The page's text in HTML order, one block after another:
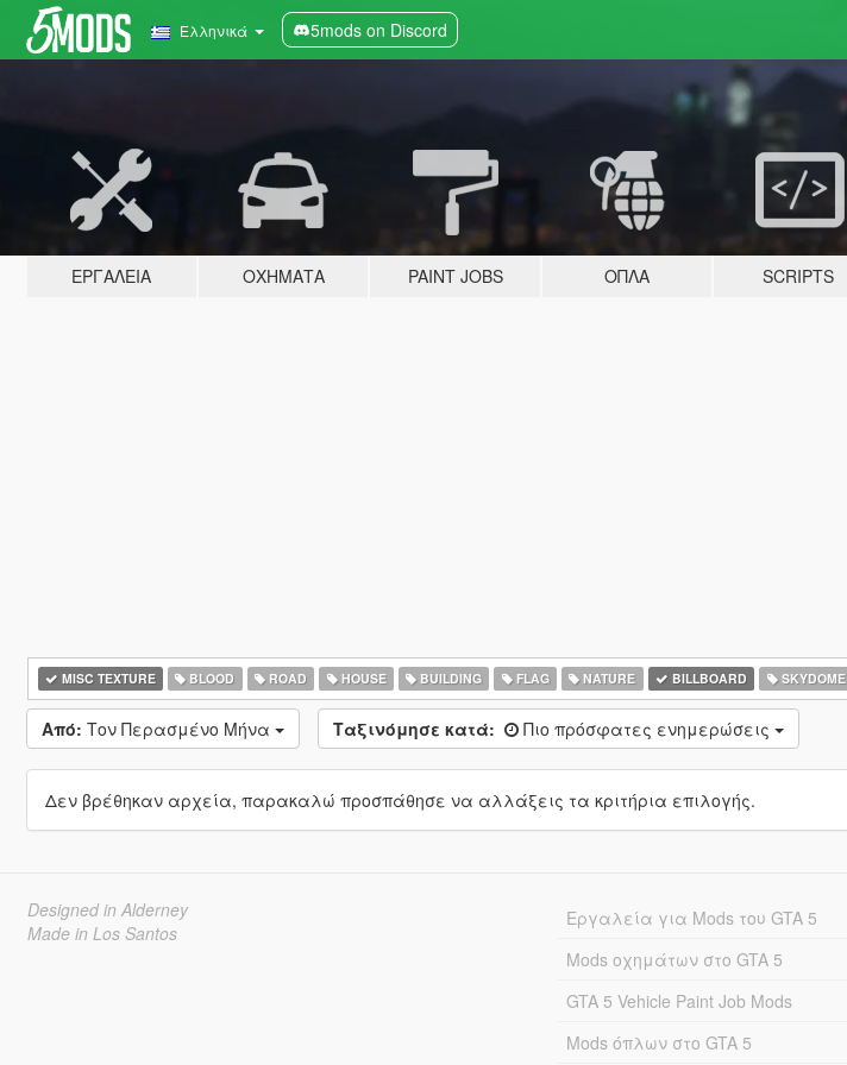
Ελληνικά 5mods on Discord
ΕΡΓΑΛΕΊΑ ΟΧΉΜΑΤΑ PAINT JOBS ΌΠΛΑ SCRIPTS
MISC TEXTURE BLOOD ROAD HOUSE BUILDING FLAG NATURE BILLBOARD SKYDOME
Από: Τον Περασμένο Μήνα Ταξινόμησε κατά: Πιο πρόσφατες ενημερώσεις
Δεν βρέθηκαν αρχεία, παρακαλώ προσπάθησε να αλλάξεις τα κριτήρια επιλογής.
Designed in Alderney
Made in Los Santos
Εργαλεία για Mods του GTA 5
Mods οχημάτων στο GTA 5
GTA 5 Vehicle Paint Job Mods
Mods όπλων στο GTA 5